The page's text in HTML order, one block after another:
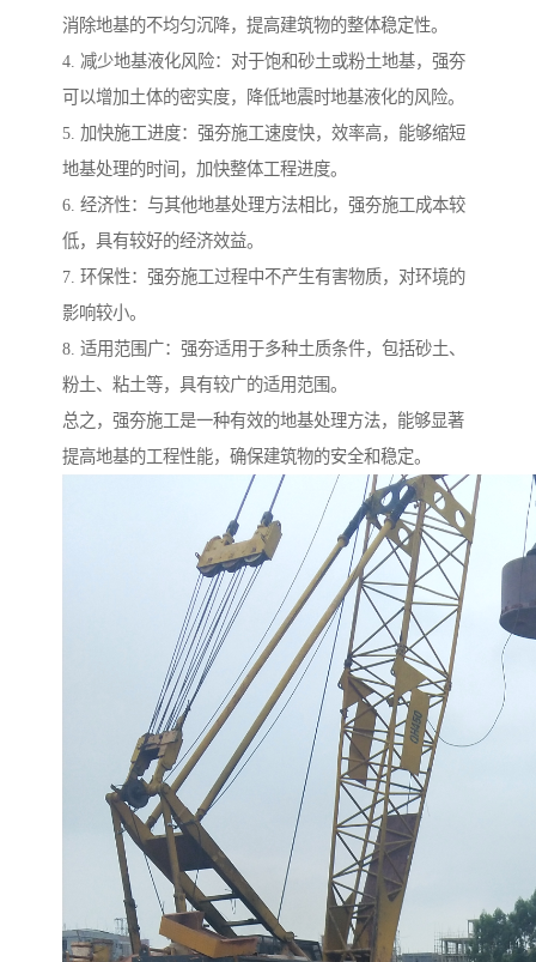
消除地基的不均匀沉降，提高建筑物的整体稳定性。
4. 减少地基液化风险：对于饱和砂土或粉土地基，强夯
可以增加土体的密实度，降低地震时地基液化的风险。
5. 加快施工进度：强夯施工速度快，效率高，能够缩短
地基处理的时间，加快整体工程进度。
6. 经济性：与其他地基处理方法相比，强夯施工成本较
低，具有较好的经济效益。
7. 环保性：强夯施工过程中不产生有害物质，对环境的
影响较小。
8. 适用范围广：强夯适用于多种土质条件，包括砂土、
粉土、粘土等，具有较广的适用范围。
总之，强夯施工是一种有效的地基处理方法，能够显著
提高地基的工程性能，确保建筑物的安全和稳定。